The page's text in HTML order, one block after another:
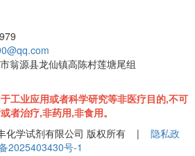
翁源县龙仙镇高陈村莲塘尾组
工业应用或者科学研究等非医疗目的,不可
者治疗,非药用,非食用。
化学试剂有限公司 版权所有 | 隐私政
2025403430号-1